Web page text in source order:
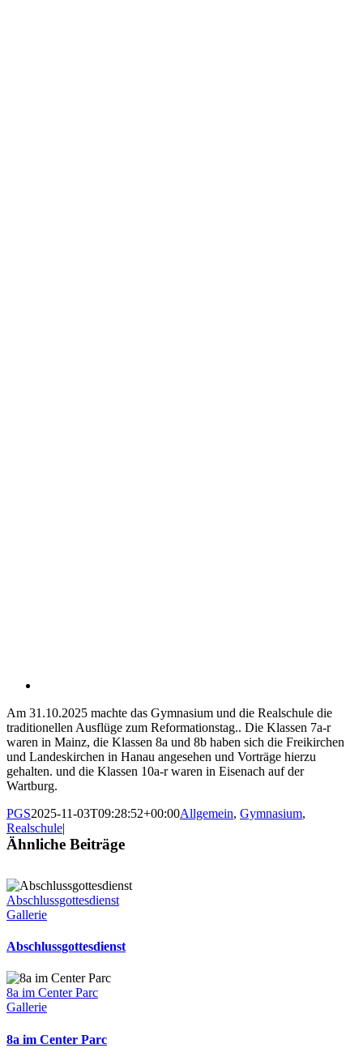
Am 31.10.2025 machte das Gymnasium und die Realschule die
traditionellen Ausflüge zum Reformationstag.. Die Klassen 7a-r
waren in Mainz, die Klassen 8a und 8b haben sich die Freikirchen
und Landeskirchen in Hanau angesehen und Vorträge hierzu
gehalten. und die Klassen 10a-r waren in Eisenach auf der
Wartburg.
PGS2025-11-03T09:28:52+00:00Allgemein, Gymnasium,
Realschule|
Ähnliche Beiträge
Abschlussgottesdienst
Gallerie
Abschlussgottesdienst
8a im Center Parc
Gallerie
8a im Center Parc